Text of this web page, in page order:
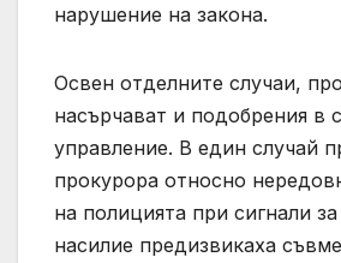
нарушение на закона.
Освен отделните случаи,
насърчават и подобрения в
управление. В един случай
прокурора относно
на полицията при сигнали
насилие предизвикаха